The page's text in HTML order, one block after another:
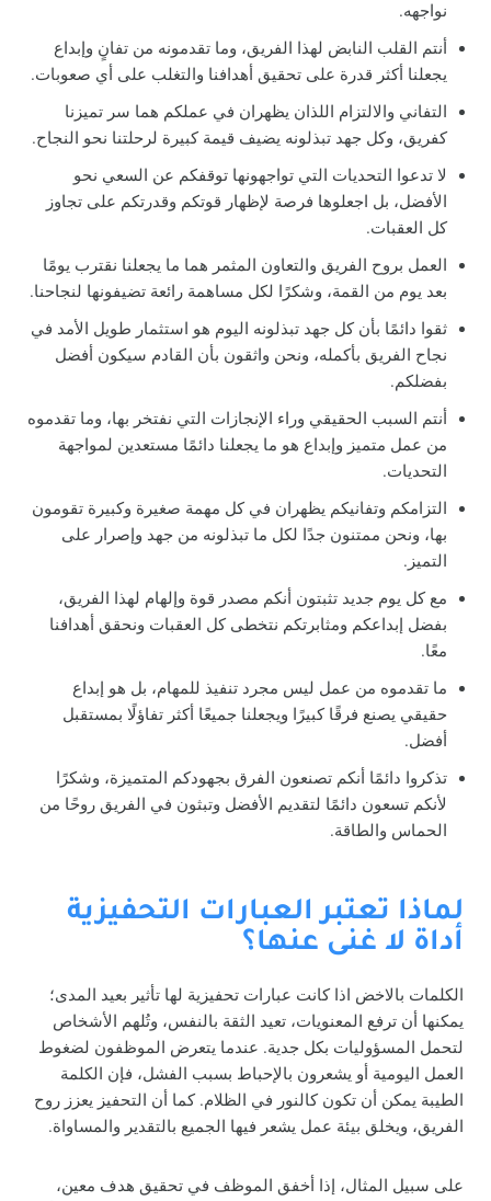
نواجهه.
أنتم القلب النابض لهذا الفريق، وما تقدمونه من تفانٍ وإبداع
يجعلنا أكثر قدرة على تحقيق أهدافنا والتغلب على أي صعوبات.
التفاني والالتزام اللذان يظهران في عملكم هما سر تميزنا
كفريق، وكل جهد تبذلونه يضيف قيمة كبيرة لرحلتنا نحو النجاح.
لا تدعوا التحديات التي تواجهونها توقفكم عن السعي نحو
الأفضل، بل اجعلوها فرصة لإظهار قوتكم وقدرتكم على تجاوز
كل العقبات.
العمل بروح الفريق والتعاون المثمر هما ما يجعلنا نقترب يومًا
بعد يوم من القمة، وشكرًا لكل مساهمة رائعة تضيفونها لنجاحنا.
ثقوا دائمًا بأن كل جهد تبذلونه اليوم هو استثمار طويل الأمد في
نجاح الفريق بأكمله، ونحن واثقون بأن القادم سيكون أفضل
بفضلكم.
أنتم السبب الحقيقي وراء الإنجازات التي نفتخر بها، وما تقدموه
من عمل متميز وإبداع هو ما يجعلنا دائمًا مستعدين لمواجهة
التحديات.
التزامكم وتفانيكم يظهران في كل مهمة صغيرة وكبيرة تقومون
بها، ونحن ممتنون جدًا لكل ما تبذلونه من جهد وإصرار على
التميز.
مع كل يوم جديد تثبتون أنكم مصدر قوة وإلهام لهذا الفريق،
بفضل إبداعكم ومثابرتكم نتخطى كل العقبات ونحقق أهدافنا
معًا.
ما تقدموه من عمل ليس مجرد تنفيذ للمهام، بل هو إبداع
حقيقي يصنع فرقًا كبيرًا ويجعلنا جميعًا أكثر تفاؤلًا بمستقبل
أفضل.
تذكروا دائمًا أنكم تصنعون الفرق بجهودكم المتميزة، وشكرًا
لأنكم تسعون دائمًا لتقديم الأفضل وتبثون في الفريق روحًا من
الحماس والطاقة.
لماذا تعتبر العبارات التحفيزية
أداة لا غنى عنها؟
الكلمات بالاخض اذا كانت عبارات تحفيزية لها تأثير بعيد المدى؛
يمكنها أن ترفع المعنويات، تعيد الثقة بالنفس، وتُلهم الأشخاص
لتحمل المسؤوليات بكل جدية. عندما يتعرض الموظفون لضغوط
العمل اليومية أو يشعرون بالإحباط بسبب الفشل، فإن الكلمة
الطيبة يمكن أن تكون كالنور في الظلام. كما أن التحفيز يعزز روح
الفريق، ويخلق بيئة عمل يشعر فيها الجميع بالتقدير والمساواة.
على سبيل المثال، إذا أخفق الموظف في تحقيق هدف معين،